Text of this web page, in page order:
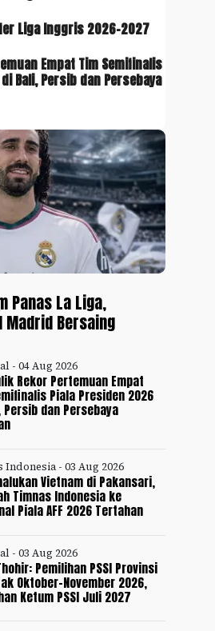
Liga Inggris 2026-2027
Empat Tim Semifinalis
Bali, Persib dan Persebaya
Panas La Liga,
Madrid Bersaing
- 04 Aug 2026
Rekor Pertemuan Empat
Piala Presiden 2026
Persib dan Persebaya
Indonesia - 03 Aug 2026
Vietnam di Pakansari,
Timnas Indonesia ke
Piala AFF 2026 Tertahan
- 03 Aug 2026
Pemilihan PSSI Provinsi
Oktober-November 2026,
Ketum PSSI Juli 2027